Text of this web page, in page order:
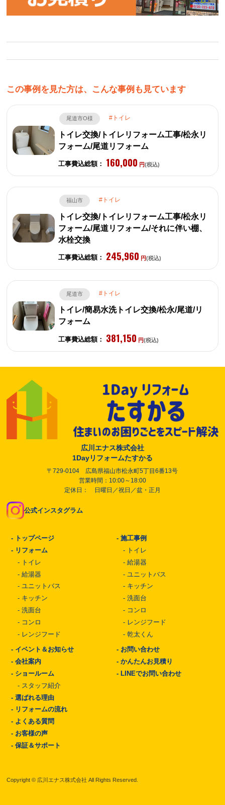
この事例を見た方は、こんな事例も見ています
尾道市O様 トイレ
トイレ交換/トイレリフォーム工事/松永リ
フォーム/尾道リフォーム
工事費込総額： 160,000 円(税込)
福山市 トイレ
トイレ交換/トイレリフォーム工事/松永リ
フォーム/尾道リフォーム/それに伴い棚、
水栓交換
工事費込総額： 245,960 円(税込)
尾道市 トイレ
トイレ/簡易水洗トイレ交換/松永/尾道/リ
フォーム
工事費込総額： 381,150 円(税込)
広川エナス株式会社
1Dayリフォームたすかる
〒729-0104 広島県福山市松永町5丁目6番13号
営業時間：10:00～18:00
定休日： 日曜日／祝日／盆・正月
公式インスタグラム
- トップページ
- リフォーム
- トイレ
- 給湯器
- ユニットバス
- キッチン
- 洗面台
- コンロ
- レンジフード
-施工事例
- トイレ
-給湯器
- ユニットバス
- キッチン
-洗面台
- コンロ
- レンジフード
-乾太くん
- イベント＆お知らせ
- 会社案内
- ショールーム
- スタッフ紹介
- 選ばれる理由
- リフォームの流れ
- よくある質問
- お客様の声
- 保証＆サポート
- お問い合わせ
-かんたんお見積り
- LINEでお問い合わせ
Copyright © 広川エナス株式会社 All Rights Reserved.